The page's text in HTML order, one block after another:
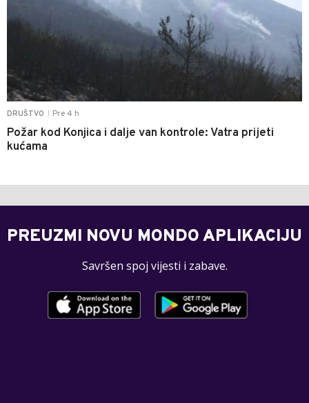
DRUŠTVO Pre 4 h
Požar kod Konjica i dalje van kontrole: Vatra prijeti
kućama
PREUZMI NOVU MONDO APLIKACIJU
Savršen spoj vijesti i zabave.